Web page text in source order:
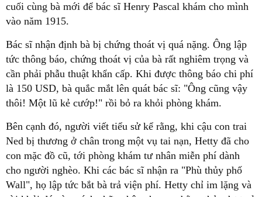
cuối cùng bà mới để bác sĩ Henry Pascal khám cho mình
vào năm 1915.
Bác sĩ nhận định bà bị chứng thoát vị quá nặng. Ông lập
tức thông báo, chứng thoát vị của bà rất nghiêm trọng và
cần phải phẫu thuật khẩn cấp. Khi được thông báo chi phí
là 150 USD, bà quắc mắt lên quát bác sĩ: "Ông cũng vậy
thôi! Một lũ kẻ cướp!" rồi bỏ ra khỏi phòng khám.
Bên cạnh đó, người viết tiểu sử kể rằng, khi cậu con trai
Ned bị thương ở chân trong một vụ tai nạn, Hetty đã cho
con mặc đồ cũ, tới phòng khám tư nhân miễn phí dành
cho người nghèo. Khi các bác sĩ nhận ra "Phù thủy phố
Wall", họ lập tức bắt bà trả viện phí. Hetty chỉ im lặng và